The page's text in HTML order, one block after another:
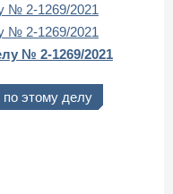
№ 2-1269/2021
№ 2-1269/2021
№ 2-1269/2021
этому делу